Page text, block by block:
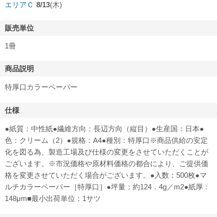
エリアＣ 8/13(木)
販売単位
1冊
商品説明
特厚口カラーペーパー
仕様
●紙質：中性紙●繊維方向：長辺方向（縦目）●生産国：日本●
色：クリーム（2）●規格：A4●種別：特厚口※商品供給の安定
化を図る為、製造工場及び仕様の変更をさせていただくことが
ございます。※市況価格や原材料価格の都合により、ご提供価
格を変更させていただく場合がございます。●入数：500枚●マ
ルチカラーペーパー［特厚口］●坪量：約124．4g／m2●紙厚：
148μm■最小出荷単位：1サツ